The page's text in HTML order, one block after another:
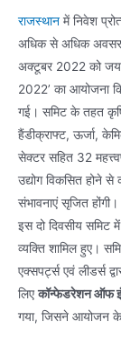
राजस्थान में निवेश
अधिक से अधिक अवसर
अक्टूबर 2022 को
2022’ का आयोजना
गई। समिट के तहत
हैंडीक्राफ्ट, ऊर्जा,
सेक्टर सहित 32
उद्योग विकसित होने
संभावनाएं सृजित होंगी।
इस दो दिवसीय समिट
व्यक्ति शामिल हुए।
एक्सपर्ट्स एवं लीडर्स
लिएकॉन्फेडरेशन ऑफ
गया, जिसने आयोजन के